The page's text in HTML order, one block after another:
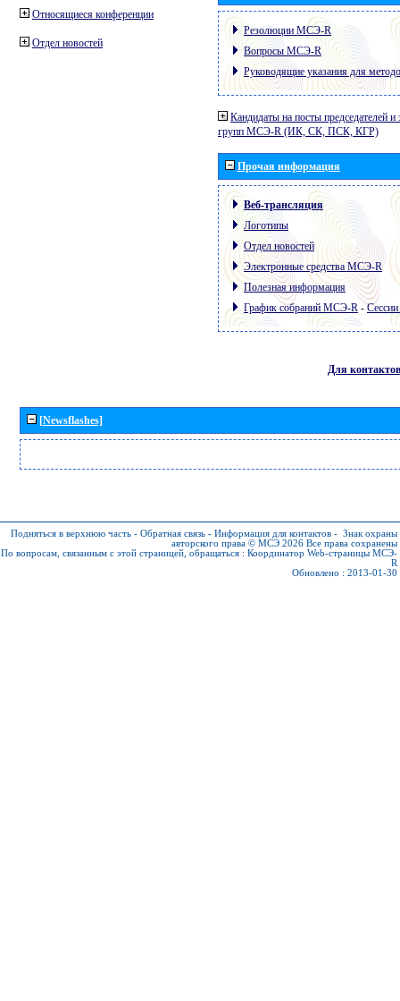
Относящиеся конференции
Отдел новостей
Резолюции МСЭ-R
Вопросы МСЭ-R
Руководящие указания для
Кандидаты на посты председателей и
групп МСЭ-R (ИК, СК, ПСК, КГР)
Прочая информация
Веб-трансляция
Логотипы
Отдел новостей
Электронные средства МСЭ-R
Полезная информация
График собраний МСЭ-R -
Для контактов
[Newsflashes]
Подняться в верхнюю часть - Обратная связь - Информация для контактов - Знак охраны
авторского права © МСЭ 2026 Все права сохранены
По вопросам, связанным с этой страницей, обращаться : Координатор Web-страницы МСЭ-
R
Обновлено : 2013-01-30